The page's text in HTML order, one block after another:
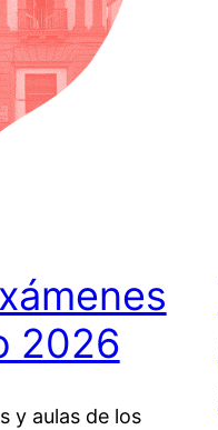
2026
y aulas de los